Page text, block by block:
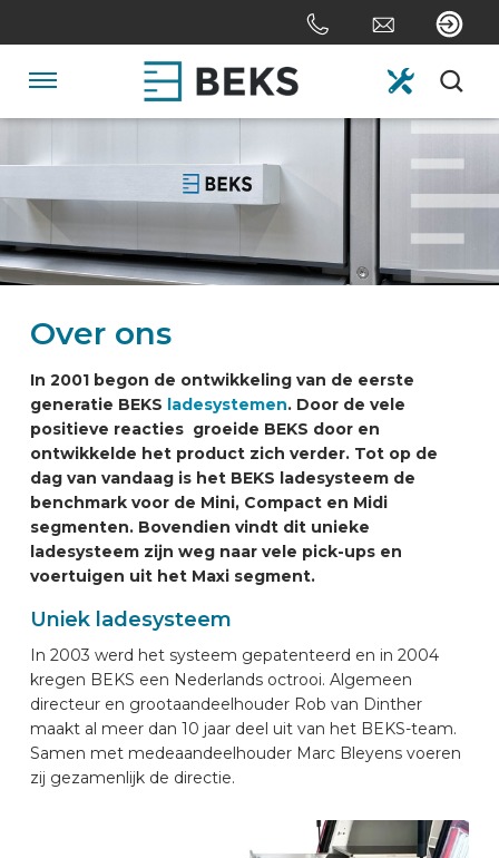
Spring
inhoud
naar
navigatie
OVER ONS
MAATWERK
SECTOREN
AUTOMERKEN
VOERTUIG INRICHTEN
NL
Over ons
In 2001 begon de ontwikkeling van de eerste
generatie BEKS ladesystemen. Door de vele
positieve reacties groeide BEKS door en
ontwikkelde het product zich verder. Tot op de
dag van vandaag is het BEKS ladesysteem de
benchmark voor de Mini, Compact en Midi
segmenten. Bovendien vindt dit unieke
ladesysteem zijn weg naar vele pick-ups en
voertuigen uit het Maxi segment.
Uniek ladesysteem
In 2003 werd het systeem gepatenteerd en in 2004
kregen BEKS een Nederlands octrooi. Algemeen
directeur en grootaandeelhouder Rob van Dinther
maakt al meer dan 10 jaar deel uit van het BEKS-team.
Samen met medeaandeelhouder Marc Bleyens voeren
zij gezamenlijk de directie.